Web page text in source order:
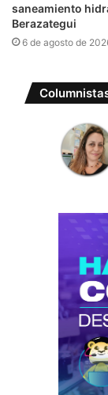
saneamiento
Berazategui
6 de agosto de